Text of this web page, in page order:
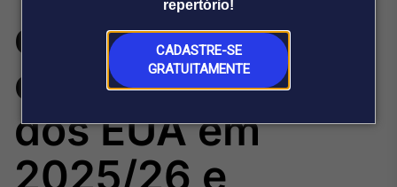
repertório!
CADASTRE-SE
GRATUITAMENTE
O mercado
financeiro em
tempo real
Broadcast
Agro
Tudo sobre o
agronegócio
de analistas para
estoques finais
dos EUA em
2025/26 e